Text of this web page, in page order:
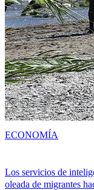
Los servicios de
oleada de migrantes
ECONOMÍA